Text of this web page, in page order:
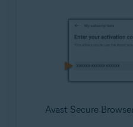
Avast Secure